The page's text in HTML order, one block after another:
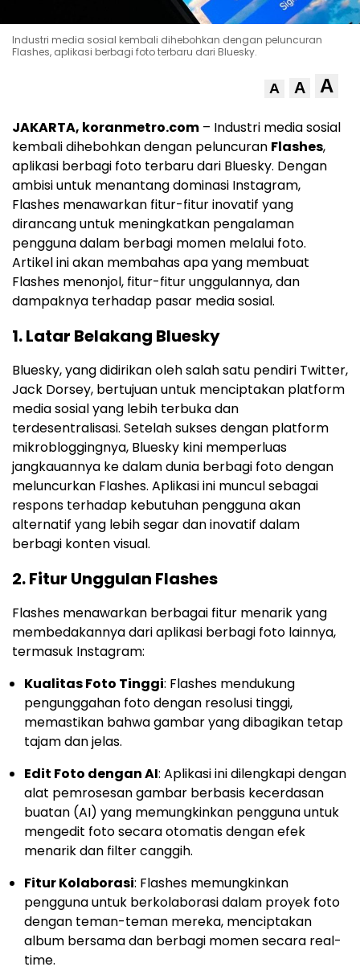
Industri media sosial kembali dihebohkan dengan peluncuran
Flashes, aplikasi berbagi foto terbaru dari Bluesky.
A A A
JAKARTA, koranmetro.com – Industri media sosial
kembali dihebohkan dengan peluncuran Flashes,
aplikasi berbagi foto terbaru dari Bluesky. Dengan
ambisi untuk menantang dominasi Instagram,
Flashes menawarkan fitur-fitur inovatif yang
dirancang untuk meningkatkan pengalaman
pengguna dalam berbagi momen melalui foto.
Artikel ini akan membahas apa yang membuat
Flashes menonjol, fitur-fitur unggulannya, dan
dampaknya terhadap pasar media sosial.
1.Latar Belakang Bluesky
Bluesky, yang didirikan oleh salah satu pendiri Twitter,
Jack Dorsey, bertujuan untuk menciptakan platform
media sosial yang lebih terbuka dan
terdesentralisasi. Setelah sukses dengan platform
mikrobloggingnya, Bluesky kini memperluas
jangkauannya ke dalam dunia berbagi foto dengan
meluncurkan Flashes. Aplikasi ini muncul sebagai
respons terhadap kebutuhan pengguna akan
alternatif yang lebih segar dan inovatif dalam
berbagi konten visual.
2.Fitur Unggulan Flashes
Flashes menawarkan berbagai fitur menarik yang
membedakannya dari aplikasi berbagi foto lainnya,
termasuk Instagram:
Kualitas Foto Tinggi: Flashes mendukung
pengunggahan foto dengan resolusi tinggi,
memastikan bahwa gambar yang dibagikan tetap
tajam dan jelas.
Edit Foto dengan AI: Aplikasi ini dilengkapi dengan
alat pemrosesan gambar berbasis kecerdasan
buatan (AI) yang memungkinkan pengguna untuk
mengedit foto secara otomatis dengan efek
menarik dan filter canggih.
Fitur Kolaborasi: Flashes memungkinkan
pengguna untuk berkolaborasi dalam proyek foto
dengan teman-teman mereka, menciptakan
album bersama dan berbagi momen secara real-
time.